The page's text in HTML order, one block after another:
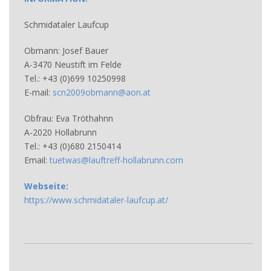
Schmidataler Laufcup
Obmann: Josef Bauer
A-3470 Neustift im Felde
Tel.: +43 (0)699 10250998
E-mail: scn2009obmann@aon.at
Obfrau: Eva Tröthahnn
A-2020 Hollabrunn
Tel.: +43 (0)680 2150414
Email: tuetwas@lauftreff-hollabrunn.com
Webseite:
https://www.schmidataler-laufcup.at/